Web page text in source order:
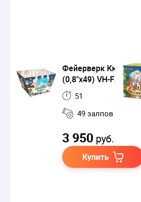
Фейерверк Кюрасао
(0,8"х49) VH-FAN-02
51
49 залпов
3 950 руб.
Купить